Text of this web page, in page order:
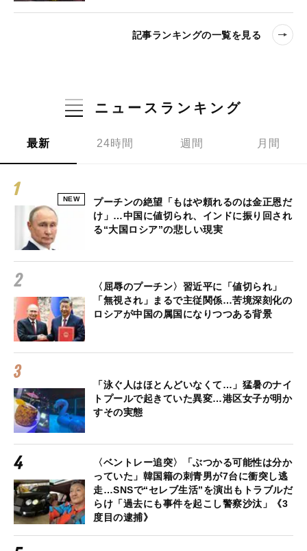
記事ランキングの一覧を見る
ニュースランキング
最新 24時間 週間 月間
NEW
プーチンの絶望「もはや頼れるのは金正恩だ
け」…中国に値切られ、インドに振り回され
る“大国ロシア”の悲しい現実
〈屈辱のプーチン〉習近平に「値切られ」
「無視され」まるで主従関係…苦境深刻化の
ロシアが中国の属国になりつつある背景
「泳ぐ人はほとんどいなくて…」猛暑のナイ
トプールで起きていた異変…港区女子が明か
すその実態
〈ベントレー追突〉「ぶつかる可能性は分か
っていた」韓国籍の刺青男が7台に衝突し逃
走…SNSで“セレブ生活”を演出もトラブルだ
らけ「過去にも事件を起こし警察沙汰」《3
度目の逮捕》